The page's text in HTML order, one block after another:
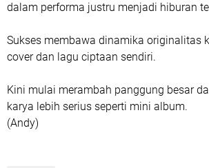
dalam performa justru menjadi hiburan
Sukses membawa dinamika originalitas
cover dan lagu ciptaan sendiri.
Kini mulai merambah panggung besar
karya lebih serius seperti mini album.
(Andy)